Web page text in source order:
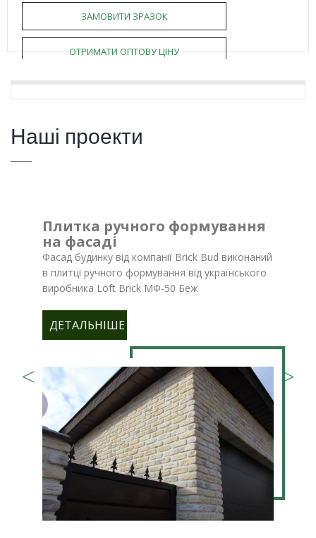
ЗАМОВИТИ ЗРАЗОК
ОТРИМАТИ ОПТОВУ ЦІНУ
Наші проекти
Плитка ручного формування
на фасаді
Фасад будинку від компанії Brick Bud виконаний
в плитці ручного формування від українського
виробника Loft Brick МФ-50 Беж
ДЕТАЛЬНІШЕ